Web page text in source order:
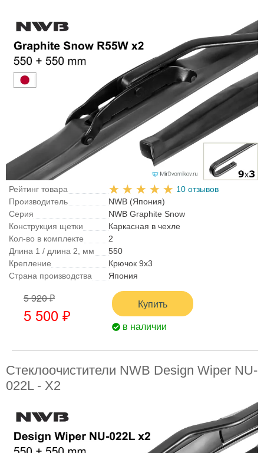
Рейтинг товара
10 отзывов
Производитель
NWB (Япония)
Серия
NWB Graphite Snow
Конструкция щетки
Каркасная в чехле
Кол-во в комплекте
2
Длина 1 / длина 2, мм
550
Крепление
Крючок 9x3
Страна производства
Япония
5 920 ₽
5 500 ₽
Купить
в наличии
Стеклоочистители NWB Design Wiper NU-
022L - X2